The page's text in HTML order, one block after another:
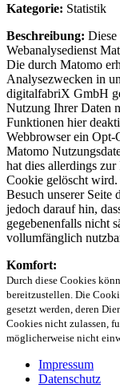
Kategorie: Statistik
Beschreibung: Diese
Webanalysedienst
Die durch Matomo
Analysezwecken in
digitalfabriX GmbH
Nutzung Ihrer Daten
Funktionen hier
Webbrowser ein Opt-
Matomo
hat dies allerdings
Cookie gelöscht wird.
Besuch unserer Seite
jedoch darauf hin,
gegebenenfalls nicht
vollumfänglich
Komfort:
Durch diese Cookies
bereitzustellen. Die
gesetzt werden, deren
Cookies nicht zulassen,
möglicherweise nicht
Impressum
Datenschutz